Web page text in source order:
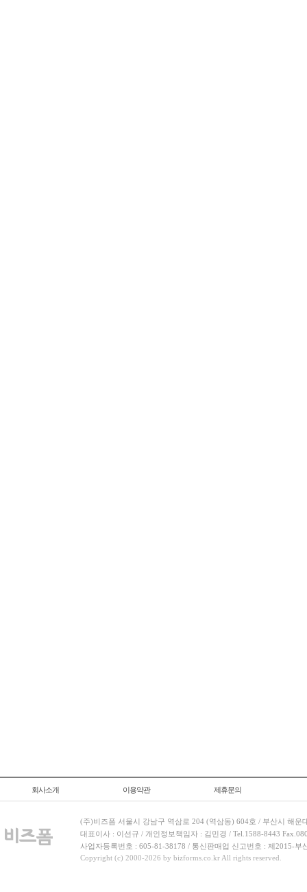
회사소개 이용약관 제휴문의
(주)비즈폼 서울시 강남구 역삼로 204 (역삼동) 604호 / 부산시 해운
대표이사 : 이선규 / 개인정보책임자 : 김민경 / Tel.1588-8443
사업자등록번호 : 605-81-38178 / 통신판매업 신고번호 : 제2015-부
Copyright (c) 2000-2026 by bizforms.co.kr All rights reserved.